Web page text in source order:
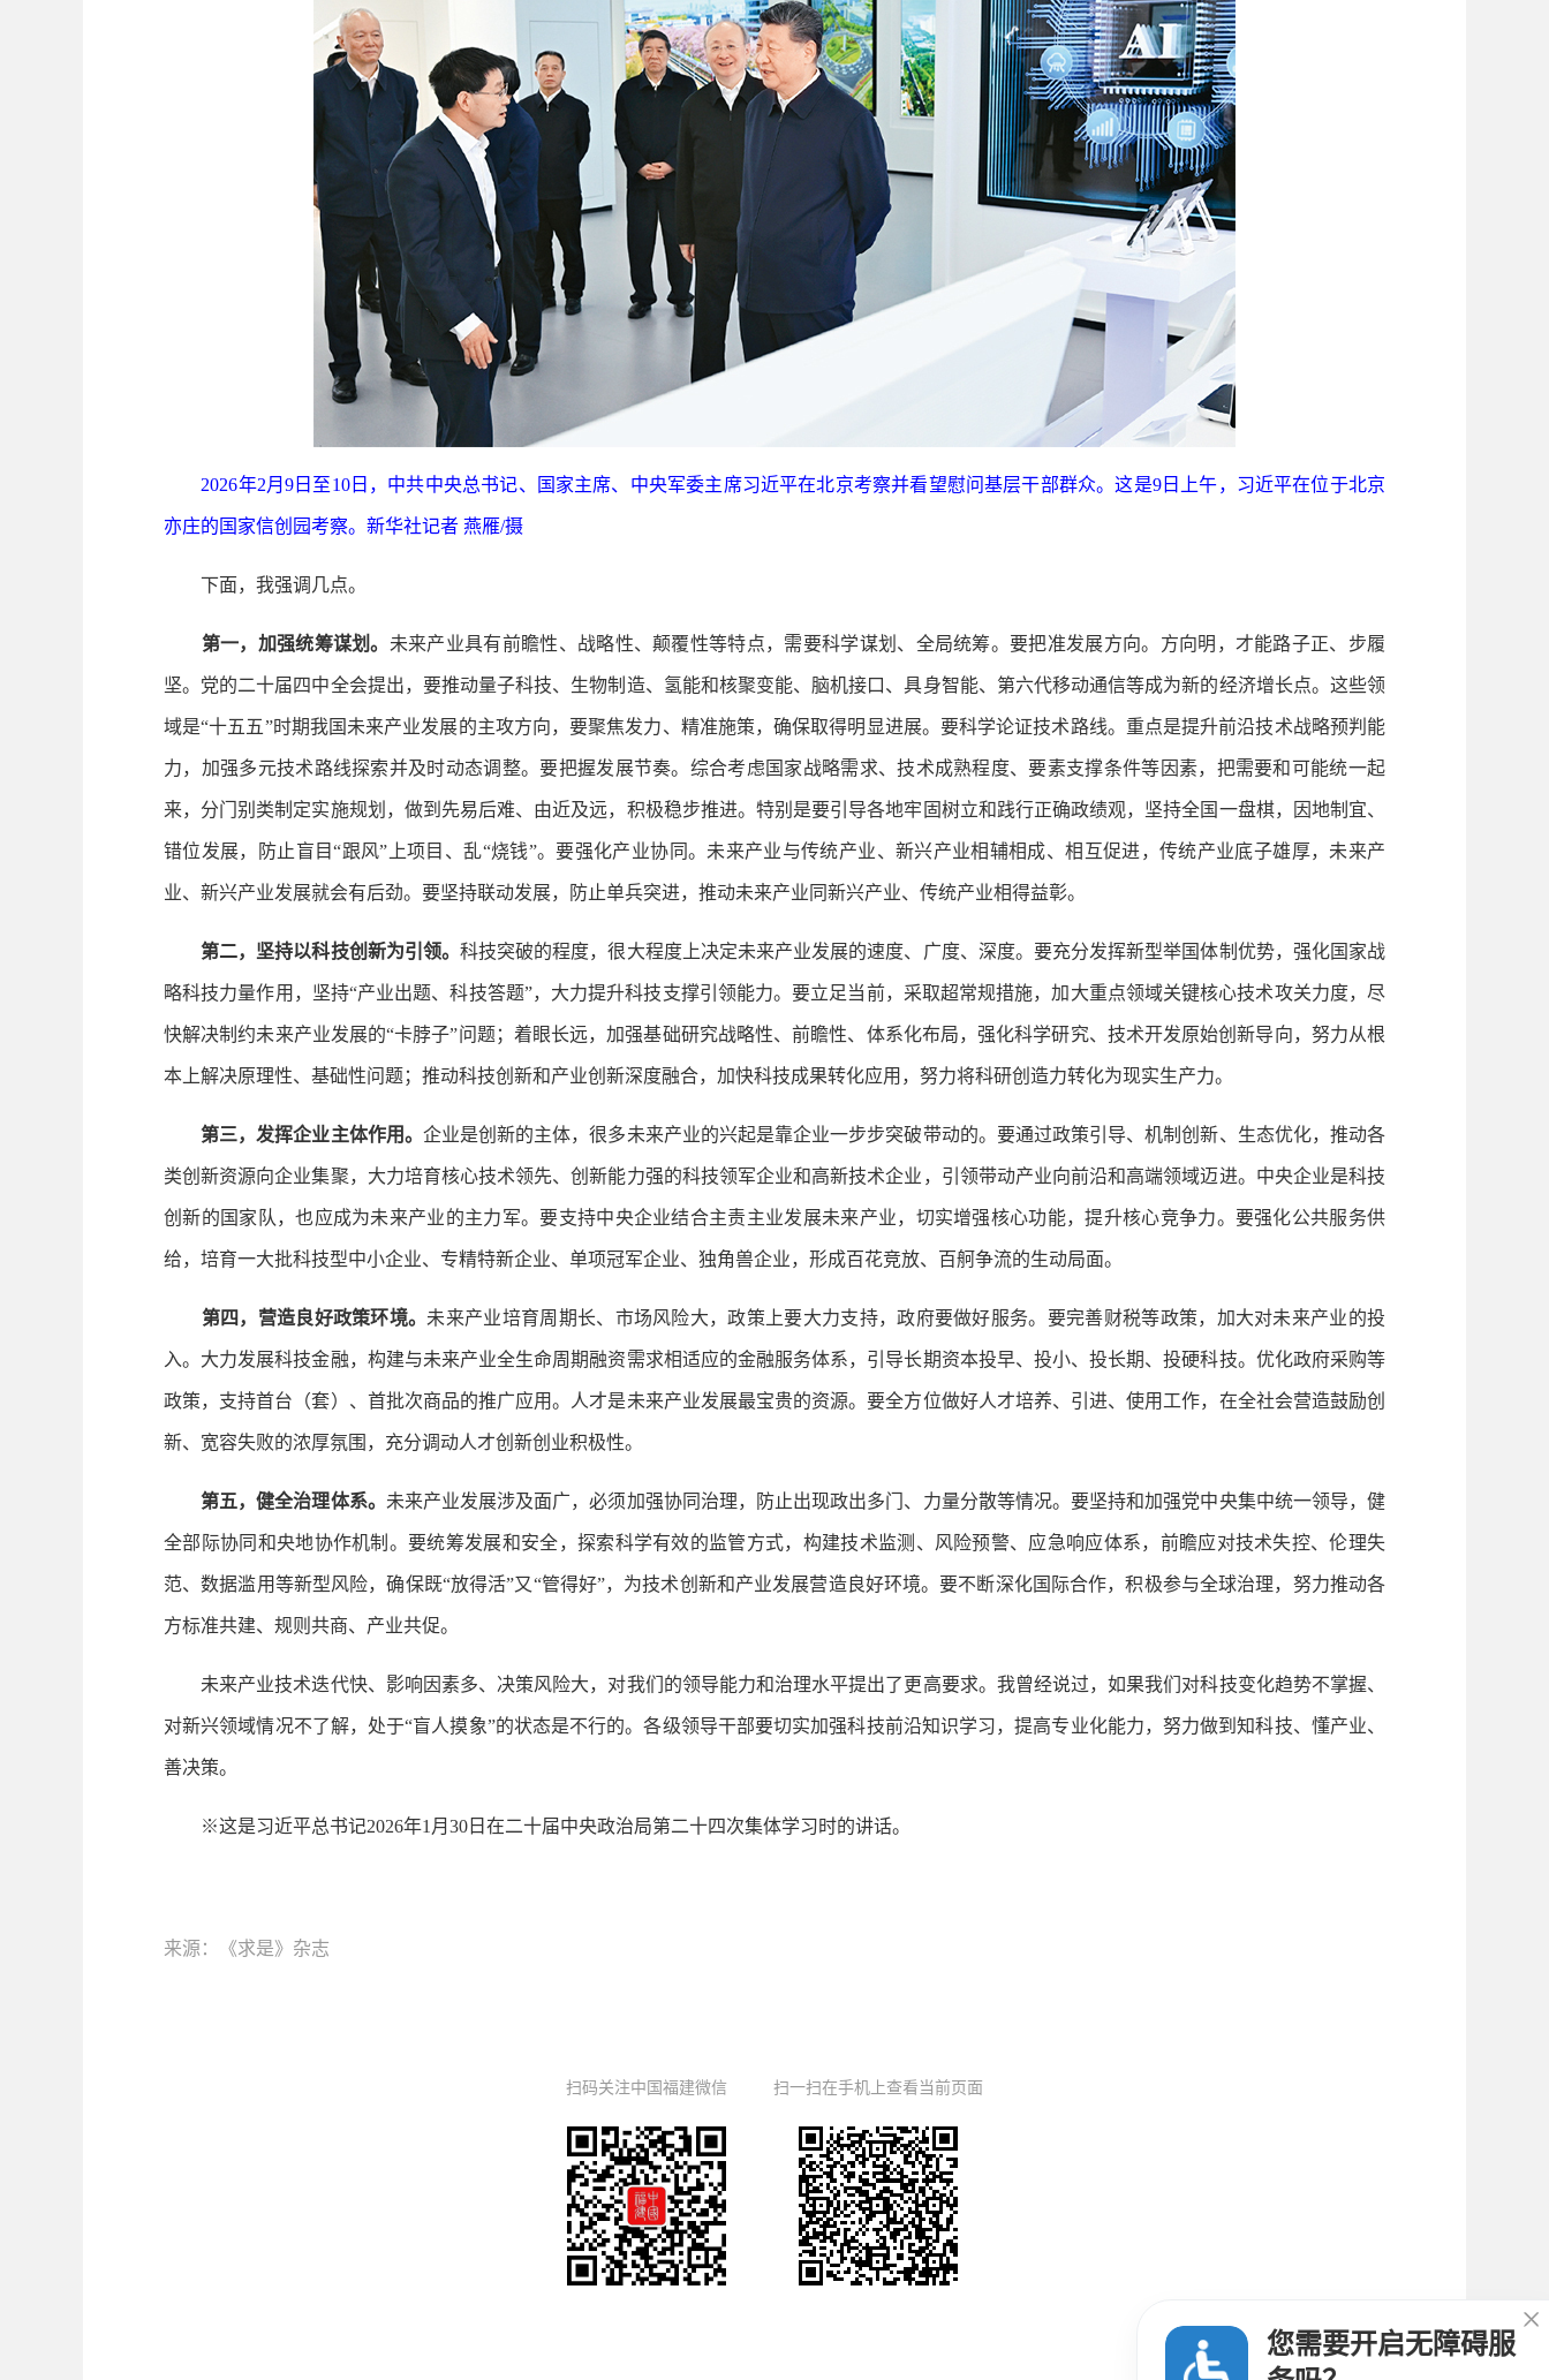
2026年2月9日至10日，中共中央总书记、国家主席、中央军委主席习近平在北京考察并看望慰问基层干部群众。这是9日上午，习近平在位于北京
亦庄的国家信创园考察。新华社记者 燕雁/摄
下面，我强调几点。
第一，加强统筹谋划。 未来产业具有前瞻性、战略性、颠覆性等特点，需要科学谋划、全局统筹。要把准发展方向。方向明，才能路子正、步履
坚。党的二十届四中全会提出，要推动量子科技、生物制造、氢能和核聚变能、脑机接口、具身智能、第六代移动通信等成为新的经济增长点。这些领
域是“十五五”时期我国未来产业发展的主攻方向，要聚焦发力、精准施策，确保取得明显进展。要科学论证技术路线。重点是提升前沿技术战略预判能
力，加强多元技术路线探索并及时动态调整。要把握发展节奏。综合考虑国家战略需求、技术成熟程度、要素支撑条件等因素，把需要和可能统一起
来，分门别类制定实施规划，做到先易后难、由近及远，积极稳步推进。特别是要引导各地牢固树立和践行正确政绩观，坚持全国一盘棋，因地制宜、
错位发展，防止盲目“跟风”上项目、乱“烧钱”。要强化产业协同。未来产业与传统产业、新兴产业相辅相成、相互促进，传统产业底子雄厚，未来产
业、新兴产业发展就会有后劲。要坚持联动发展，防止单兵突进，推动未来产业同新兴产业、传统产业相得益彰。
第二，坚持以科技创新为引领。 科技突破的程度，很大程度上决定未来产业发展的速度、广度、深度。要充分发挥新型举国体制优势，强化国家战
略科技力量作用，坚持“产业出题、科技答题”，大力提升科技支撑引领能力。要立足当前，采取超常规措施，加大重点领域关键核心技术攻关力度，尽
快解决制约未来产业发展的“卡脖子”问题；着眼长远，加强基础研究战略性、前瞻性、体系化布局，强化科学研究、技术开发原始创新导向，努力从根
本上解决原理性、基础性问题；推动科技创新和产业创新深度融合，加快科技成果转化应用，努力将科研创造力转化为现实生产力。
第三，发挥企业主体作用。 企业是创新的主体，很多未来产业的兴起是靠企业一步步突破带动的。要通过政策引导、机制创新、生态优化，推动各
类创新资源向企业集聚，大力培育核心技术领先、创新能力强的科技领军企业和高新技术企业，引领带动产业向前沿和高端领域迈进。中央企业是科技
创新的国家队，也应成为未来产业的主力军。要支持中央企业结合主责主业发展未来产业，切实增强核心功能，提升核心竞争力。要强化公共服务供
给，培育一大批科技型中小企业、专精特新企业、单项冠军企业、独角兽企业，形成百花竞放、百舸争流的生动局面。
第四，营造良好政策环境。 未来产业培育周期长、市场风险大，政策上要大力支持，政府要做好服务。要完善财税等政策，加大对未来产业的投
入。大力发展科技金融，构建与未来产业全生命周期融资需求相适应的金融服务体系，引导长期资本投早、投小、投长期、投硬科技。优化政府采购等
政策，支持首台（套）、首批次商品的推广应用。人才是未来产业发展最宝贵的资源。要全方位做好人才培养、引进、使用工作，在全社会营造鼓励创
新、宽容失败的浓厚氛围，充分调动人才创新创业积极性。
第五，健全治理体系。 未来产业发展涉及面广，必须加强协同治理，防止出现政出多门、力量分散等情况。要坚持和加强党中央集中统一领导，健
全部际协同和央地协作机制。要统筹发展和安全，探索科学有效的监管方式，构建技术监测、风险预警、应急响应体系，前瞻应对技术失控、伦理失
范、数据滥用等新型风险，确保既“放得活”又“管得好”，为技术创新和产业发展营造良好环境。要不断深化国际合作，积极参与全球治理，努力推动各
方标准共建、规则共商、产业共促。
未来产业技术迭代快、影响因素多、决策风险大，对我们的领导能力和治理水平提出了更高要求。我曾经说过，如果我们对科技变化趋势不掌握、
对新兴领域情况不了解，处于“盲人摸象”的状态是不行的。各级领导干部要切实加强科技前沿知识学习，提高专业化能力，努力做到知科技、懂产业、
善决策。
※这是习近平总书记2026年1月30日在二十届中央政治局第二十四次集体学习时的讲话。
来源：《求是》杂志
扫码关注中国福建微信 扫一扫在手机上查看当前页面
您需要开启无障碍服
